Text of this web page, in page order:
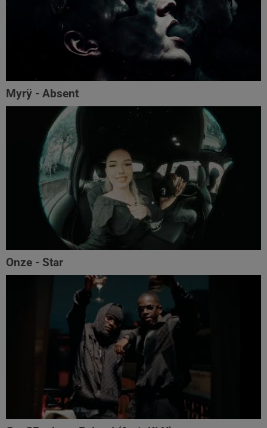
Myrÿ - Absent
Onze - Star